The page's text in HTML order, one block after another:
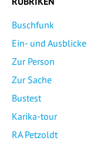
Buschfunk
Ein- und Ausblicke
Zur Person
Zur Sache
Bustest
Karika-tour
RA Petzoldt